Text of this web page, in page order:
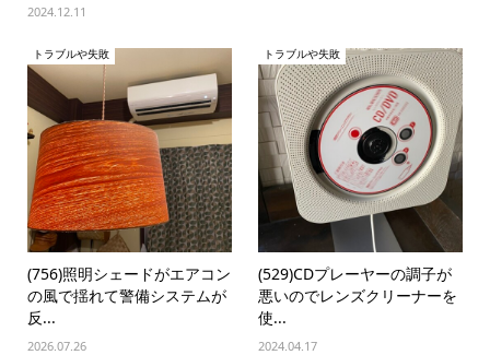
2024.12.11
トラブルや失敗
(756)照明シェードがエアコン
の風で揺れて警備システムが
反...
2026.07.26
トラブルや失敗
(529)CDプレーヤーの調子が
悪いのでレンズクリーナーを
使...
2024.04.17